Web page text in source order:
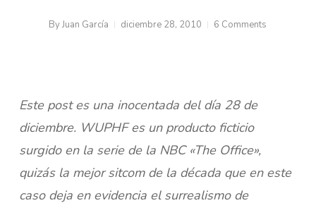
ByJuan García diciembre 28, 2010 6 Comments
Este post es una inocentada del día 28 de
diciembre. WUPHF es un producto ficticio
surgido en la serie de la NBC «The Office»,
quizás la mejor sitcom de la década que en este
caso deja en evidencia el surrealismo de